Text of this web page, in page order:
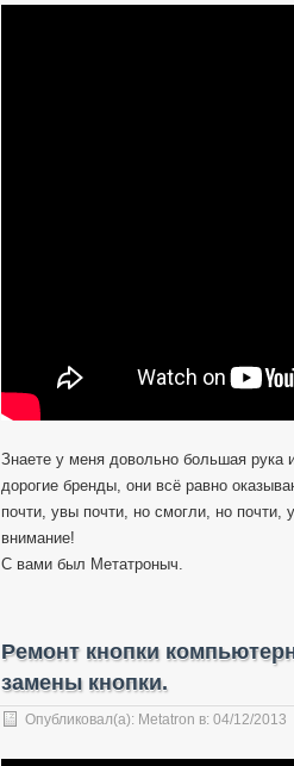
Знаете у меня довольно большая рука
дорогие бренды, они всё равно
почти, увы почти, но смогли, но почти,
внимание!
С вами был Метатроныч.
Ремонт кнопки
замены кнопки.
Опубликовал(а): Metatron в: 04/12/2013